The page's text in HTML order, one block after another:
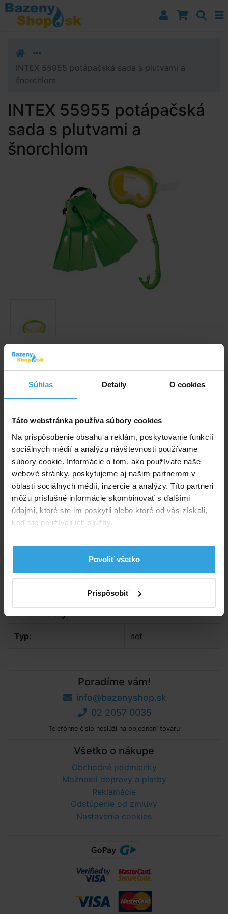
Súhlas Detaily O cookies
Táto webstránka používa súbory cookies
Na prispôsobenie obsahu a reklám, poskytovanie funkcií
sociálnych médií a analýzu návštevnosti používame
súbory cookie. Informácie o tom, ako používate naše
webové stránky, poskytujeme aj našim partnerom v
oblasti sociálnych médií, inzercie a analýzy. Títo partneri
môžu príslušné informácie skombinovať s ďalšími
údajmi, ktoré ste im poskytli alebo ktoré od vás získali,
keď ste používali ich služby.
Povoliť všetko
Prispôsobiť
Prejsť k navigácii
Prejsť na obsah
Prejsť k bočnému stĺpci
INTEX 55955 potápačská sada s plutvami a
šnorchlom
INTEX 55955 potápačská
sada s plutvami a
šnorchlom
Obrázky a videá majú ilustračný charakter.
Potápačská sada pre deti.
Kód produktu: BK2974
Značka: INTEX
Dostupnost:Prodej ukončen
Spýtajte sa predavača
Podrobný popis
Podrobný popis
Zelená potápačská sada pre deti obsahuje okuliare,
Vhodné pre deti od 8 rokov.
Plutvy vo veľkosti 5-8
Parametry
Typ: set
Poradíme vám!
info@bazenyshop.sk
02 2057 0035
Telefónne číslo neslúži na objednaní tovaru
Všetko o nákupe
Obchodné podmienky
Možnosti dopravy a platby
Reklamácie
Odstúpenie od zmluvy
Nastavenia cookies